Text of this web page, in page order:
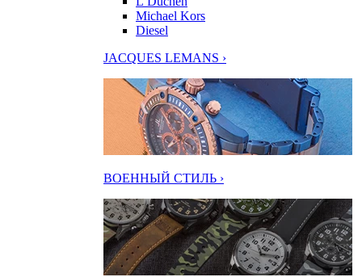
Michael Kors
Diesel
JACQUES LEMANS ›
ВОЕННЫЙ СТИЛЬ ›